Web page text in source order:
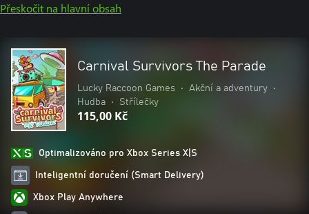
Přeskočit na hlavní obsah
Carnival Survivors The Parade
Lucky Raccoon Games • Akční a adventury
•
Hudba
• Střílečky
115,00 Kč
Optimalizováno pro Xbox Series X|S
Inteligentní doručení (Smart Delivery)
Xbox Play Anywhere